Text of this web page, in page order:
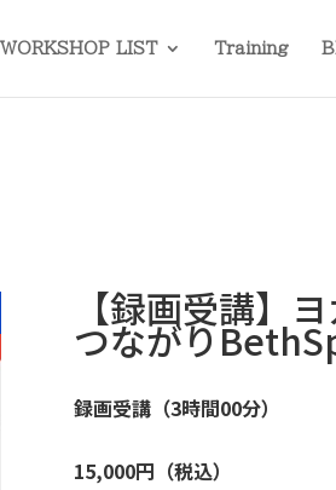
WORKSHOP LIST Training
【録画受講】
つながり
録画受講（3時間00分）
15,000円（税込）